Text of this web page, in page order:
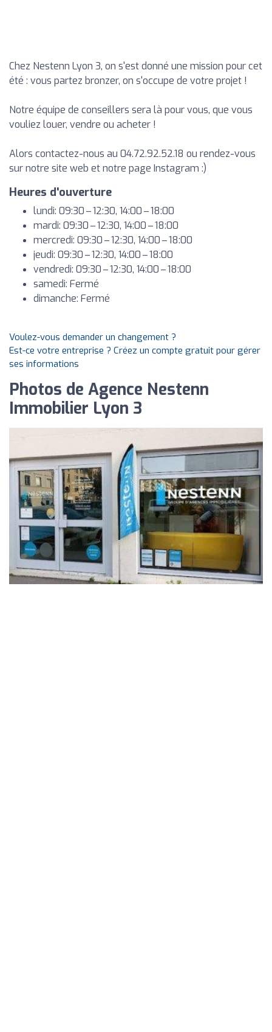
Chez Nestenn Lyon 3, on s'est donné une mission pour cet
été : vous partez bronzer, on s'occupe de votre projet !
Notre équipe de conseillers sera là pour vous, que vous
vouliez louer, vendre ou acheter !
Alors contactez-nous au 04.72.92.52.18 ou rendez-vous
sur notre site web et notre page Instagram :)
Heures d'ouverture
lundi: 09:30 – 12:30, 14:00 – 18:00
mardi: 09:30 – 12:30, 14:00 – 18:00
mercredi: 09:30 – 12:30, 14:00 – 18:00
jeudi: 09:30 – 12:30, 14:00 – 18:00
vendredi: 09:30 – 12:30, 14:00 – 18:00
samedi: Fermé
dimanche: Fermé
Voulez-vous demander un changement ?
Est-ce votre entreprise ? Créez un compte gratuit pour gérer
ses informations
Photos de Agence Nestenn
Immobilier Lyon 3